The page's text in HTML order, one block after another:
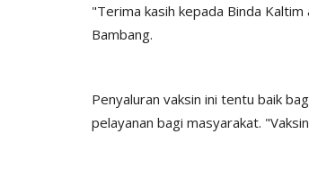
"Terima kasih kepada Binda
Bambang.
Penyaluran vaksin ini tentu baik
pelayanan bagi masyarakat.